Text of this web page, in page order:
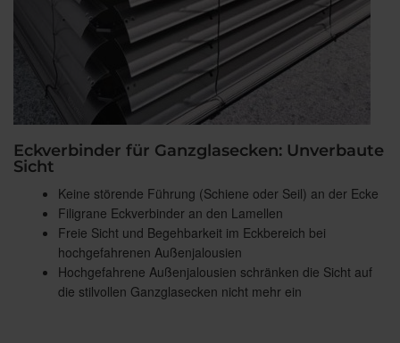
Eckverbinder für Ganzglasecken: Unverbaute
Sicht
Keine störende Führung (Schiene oder Seil) an der Ecke
Filigrane Eckverbinder an den Lamellen
Freie Sicht und Begehbarkeit im Eckbereich bei
hochgefahrenen Außenjalousien
Hochgefahrene Außenjalousien schränken die Sicht auf
die stilvollen Ganzglasecken nicht mehr ein